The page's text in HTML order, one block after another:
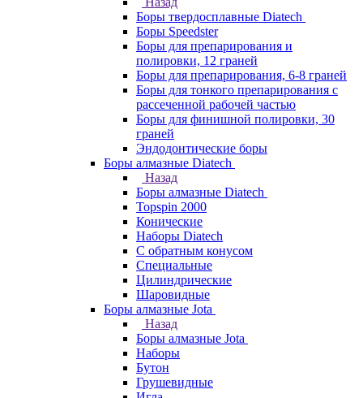
Боры твердосплавные Diatech
Боры Speedster
Боры для препарирования и
полировки, 12 граней
Боры для препарирования, 6-8 граней
Боры для тонкого препарирования с
рассеченной рабочей частью
Боры для финишной полировки, 30
граней
Эндодонтические боры
Боры алмазные Diatech
Назад
Боры алмазные Diatech
Topspin 2000
Конические
Наборы Diatech
С обратным конусом
Специальные
Цилиндрические
Шаровидные
Боры алмазные Jota
Назад
Боры алмазные Jota
Наборы
Бутон
Грушевидные